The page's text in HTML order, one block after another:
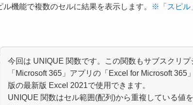
機能で複数のセルに結果を表示します。
※「スピル
今回は UNIQUE 関数です。この関数もサブスクリプ
「Microsoft 365」アプリの「Excel for Microsoft 365
版の最新版 Excel 2021で使用できます。
UNIQUE 関数はセル範囲(配列)から重複している値